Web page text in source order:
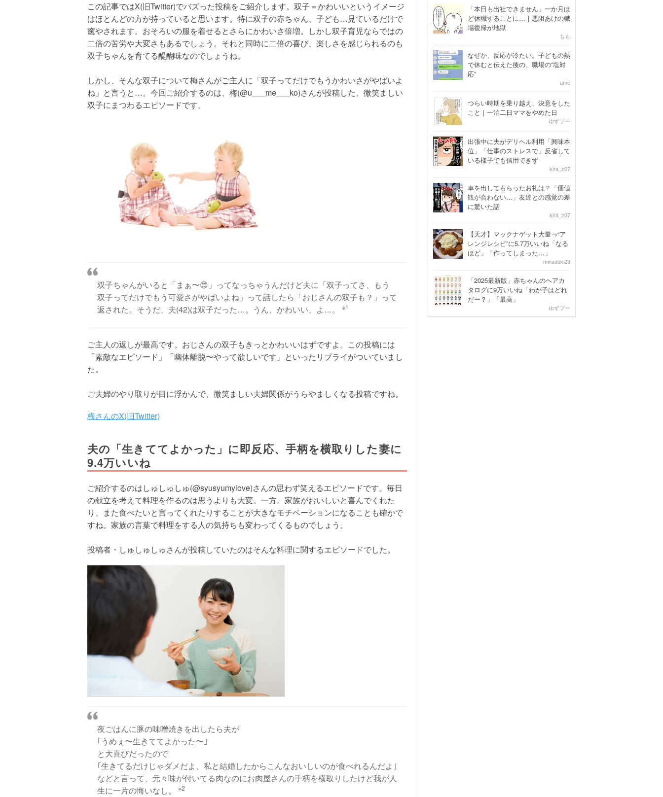
この記事ではX(旧Twitter)でバズった投稿をご紹介します。双子＝かわいいというイメージ
はほとんどの方が持っていると思います。特に双子の赤ちゃん、子ども…見ているだけで
癒やされます。おそろいの服を着せるとさらにかわいさ倍増。しかし双子育児ならではの
二倍の苦労や大変さもあるでしょう。それと同時に二倍の喜び、楽しさを感じられるのも
双子ちゃんを育てる醍醐味なのでしょうね。
しかし、そんな双子について梅さんがご主人に「双子ってだけでもうかわいさがやばいよ
ね」と言うと…。今回ご紹介するのは、梅(@u___me___ko)さんが投稿した、微笑ましい
双子にまつわるエピソードです。
双子ちゃんがいると「まぁ〜😍」ってなっちゃうんだけど夫に「双子ってさ、もう
双子ってだけでもう可愛さがやばいよね」って話したら「おじさんの双子も？」って
返された。そうだ、夫(42)は双子だった…。うん、かわいい、よ…。
※1
ご主人の返しが最高です。おじさんの双子もきっとかわいいはずですよ。この投稿には
「素敵なエピソード」「幽体離脱〜やって欲しいです」といったリプライがついていまし
た。
ご夫婦のやり取りが目に浮かんで、微笑ましい夫婦関係がうらやましくなる投稿ですね。
梅さんのX(旧Twitter)
夫の「生きててよかった」に即反応、手柄を横取りした妻に
9.4万いいね
ご紹介するのはしゅしゅしゅ(@syusyumylove)さんの思わず笑えるエピソードです。毎日
の献立を考えて料理を作るのは思うよりも大変。一方。家族がおいしいと喜んでくれた
り、また食べたいと言ってくれたりすることが大きなモチベーションになることも確かで
すね。家族の言葉で料理をする人の気持ちも変わってくるものでしょう。
投稿者・しゅしゅしゅさんが投稿していたのはそんな料理に関するエピソードでした。
夜ごはんに豚の味噌焼きを出したら夫が
｢うめぇ〜生きててよかった〜｣
と大喜びだったので
｢生きてるだけじゃダメだよ、私と結婚したからこんなおいしいのが食べれるんだよ｣
などと言って、元々味が付いてる肉なのにお肉屋さんの手柄を横取りしたけど我が人
生に一片の悔いなし。
※2
「本日も出社できません」一か月ほ
ど休職することに…｜悪阻あけの職
場復帰が地獄
もも
なぜか、反応が冷たい。子どもの熱
で休むと伝えた後の、職場の“塩対
応”
ume
つらい時期を乗り越え、決意をした
こと｜一泊二日ママをやめた日
ゆずプー
出張中に夫がデリヘル利用「興味本
位」「仕事のストレスで」反省して
いる様子でも信用できず
kira_z07
車を出してもらったお礼は？「価値
観が合わない…」友達との感覚の差
に驚いた話
kira_z07
【天才】マックナゲット大量→“ア
レンジレシピ”に5.7万いいね「なる
ほど」「作ってしまった…」
minaduki23
「2025最新版」赤ちゃんのヘアカ
タログに9万いいね「わが子はどれ
だー？」「最高」
ゆずプー